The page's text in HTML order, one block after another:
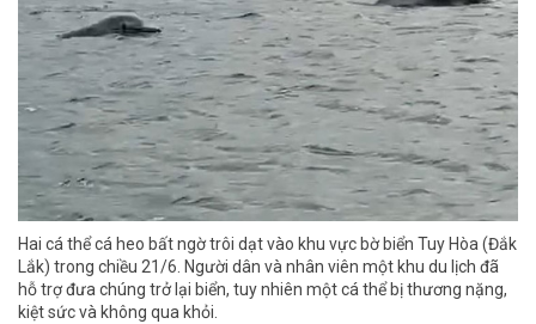
Hai cá thể cá heo bất ngờ trôi dạt vào khu vực bờ biển Tuy Hòa (Đắk
Lắk) trong chiều 21/6. Người dân và nhân viên một khu du lịch đã
hỗ trợ đưa chúng trở lại biển, tuy nhiên một cá thể bị thương nặng,
kiệt sức và không qua khỏi.